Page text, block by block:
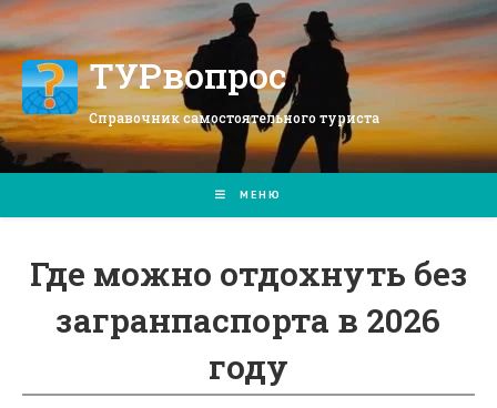
Перейти
к
содержимомуТУРвопрос
Справочник самостоятельного туриста
МЕНЮ
Где можно отдохнуть без
загранпаспорта в 2026
году